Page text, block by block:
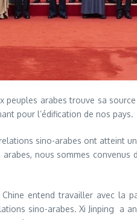
peuples arabes trouve sa
pour l’édification de nos pays.
sino-arabes ont atteint
nous sommes
entend travailler avec
sino-arabes. Xi Jinping a